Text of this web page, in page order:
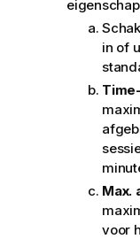
in of
Max.
voor